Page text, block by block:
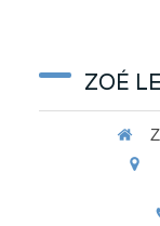
ZOÉ